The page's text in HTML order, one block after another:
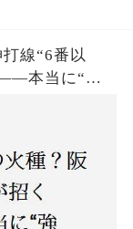
線“6番以
本当に“強